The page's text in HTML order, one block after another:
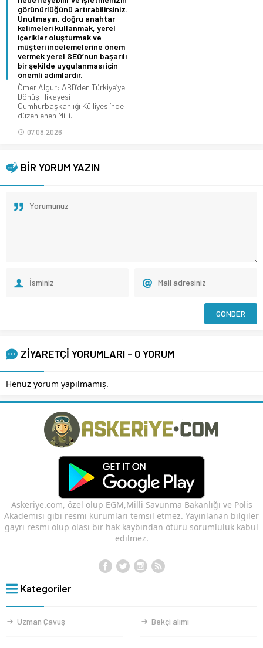
görünürlüğünü artırabilirsiniz.
Unutmayın, doğru anahtar
kelimeleri kullanmak, yerel
içerikler oluşturmak ve
müşteri incelemelerine önem
vermek yerel SEO’nun başarılı
bir şekilde uygulanması için
önemli adımlardır.
Ömer Algur: ABD’den Türkiye’ye
Dönüş Hikayesi
Cumhurbaşkanlığı Külliyesi’nde
düzenlenen Milli...
07.08.2026
BİR YORUM YAZIN
ZİYARETÇİ YORUMLARI - 0 YORUM
Henüz yorum yapılmamış.
Askeriye.com, özel olup EGM,Milli Savunma Bakanlığı ve Polis
Akademisi gibi resmi kurumları temsil etmez. Yayınlanan bilgiler
gayri resmi olup olası bir hak kaybından ötürü sorumluluk kabul
edilmez.
Kategoriler
Uzman Çavuş Bekçi alımı